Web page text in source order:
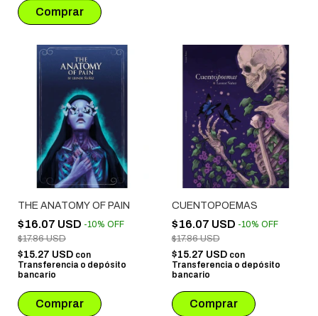
THE ANATOMY OF PAIN
$16.07 USD -10% OFF
$17.86 USD
$15.27 USD con
Transferencia o depósito
bancario
CUENTOPOEMAS
$16.07 USD -10% OFF
$17.86 USD
$15.27 USD con
Transferencia o depósito
bancario